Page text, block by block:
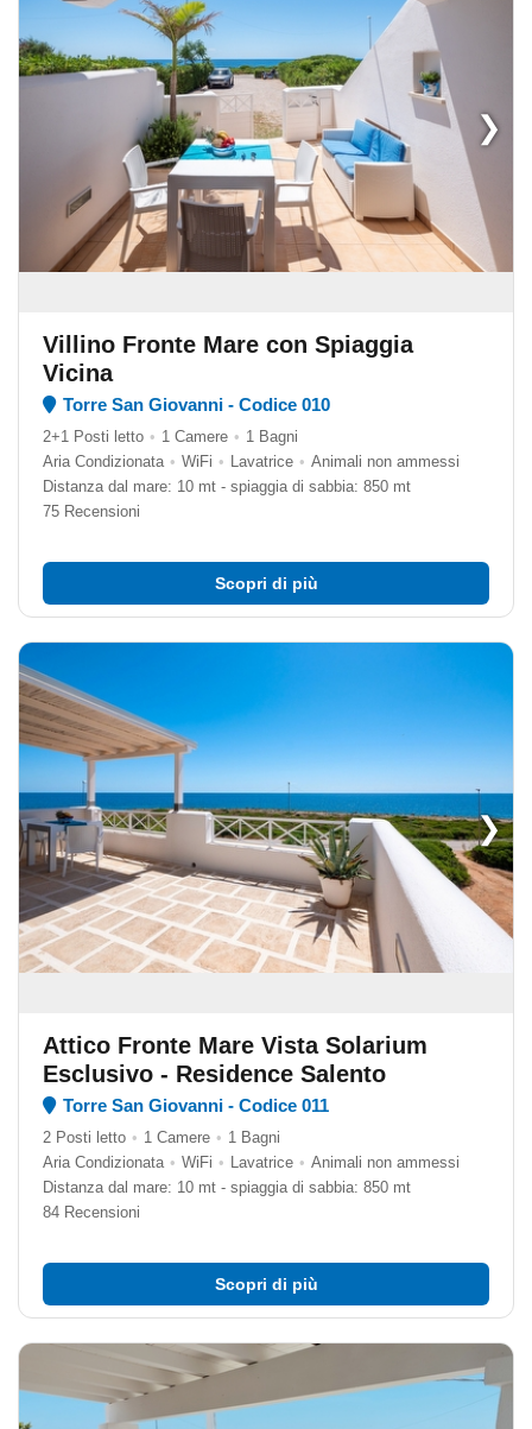
❯
Villino Fronte Mare con Spiaggia
Vicina
Torre San Giovanni - Codice 010
2+1 Posti letto • 1 Camere • 1 Bagni
Aria Condizionata • WiFi • Lavatrice • Animali non ammessi
Distanza dal mare: 10 mt - spiaggia di sabbia: 850 mt
75 Recensioni
Scopri di più
❯
Attico Fronte Mare Vista Solarium
Esclusivo - Residence Salento
Torre San Giovanni - Codice 011
2 Posti letto • 1 Camere • 1 Bagni
Aria Condizionata • WiFi • Lavatrice • Animali non ammessi
Distanza dal mare: 10 mt - spiaggia di sabbia: 850 mt
84 Recensioni
Scopri di più